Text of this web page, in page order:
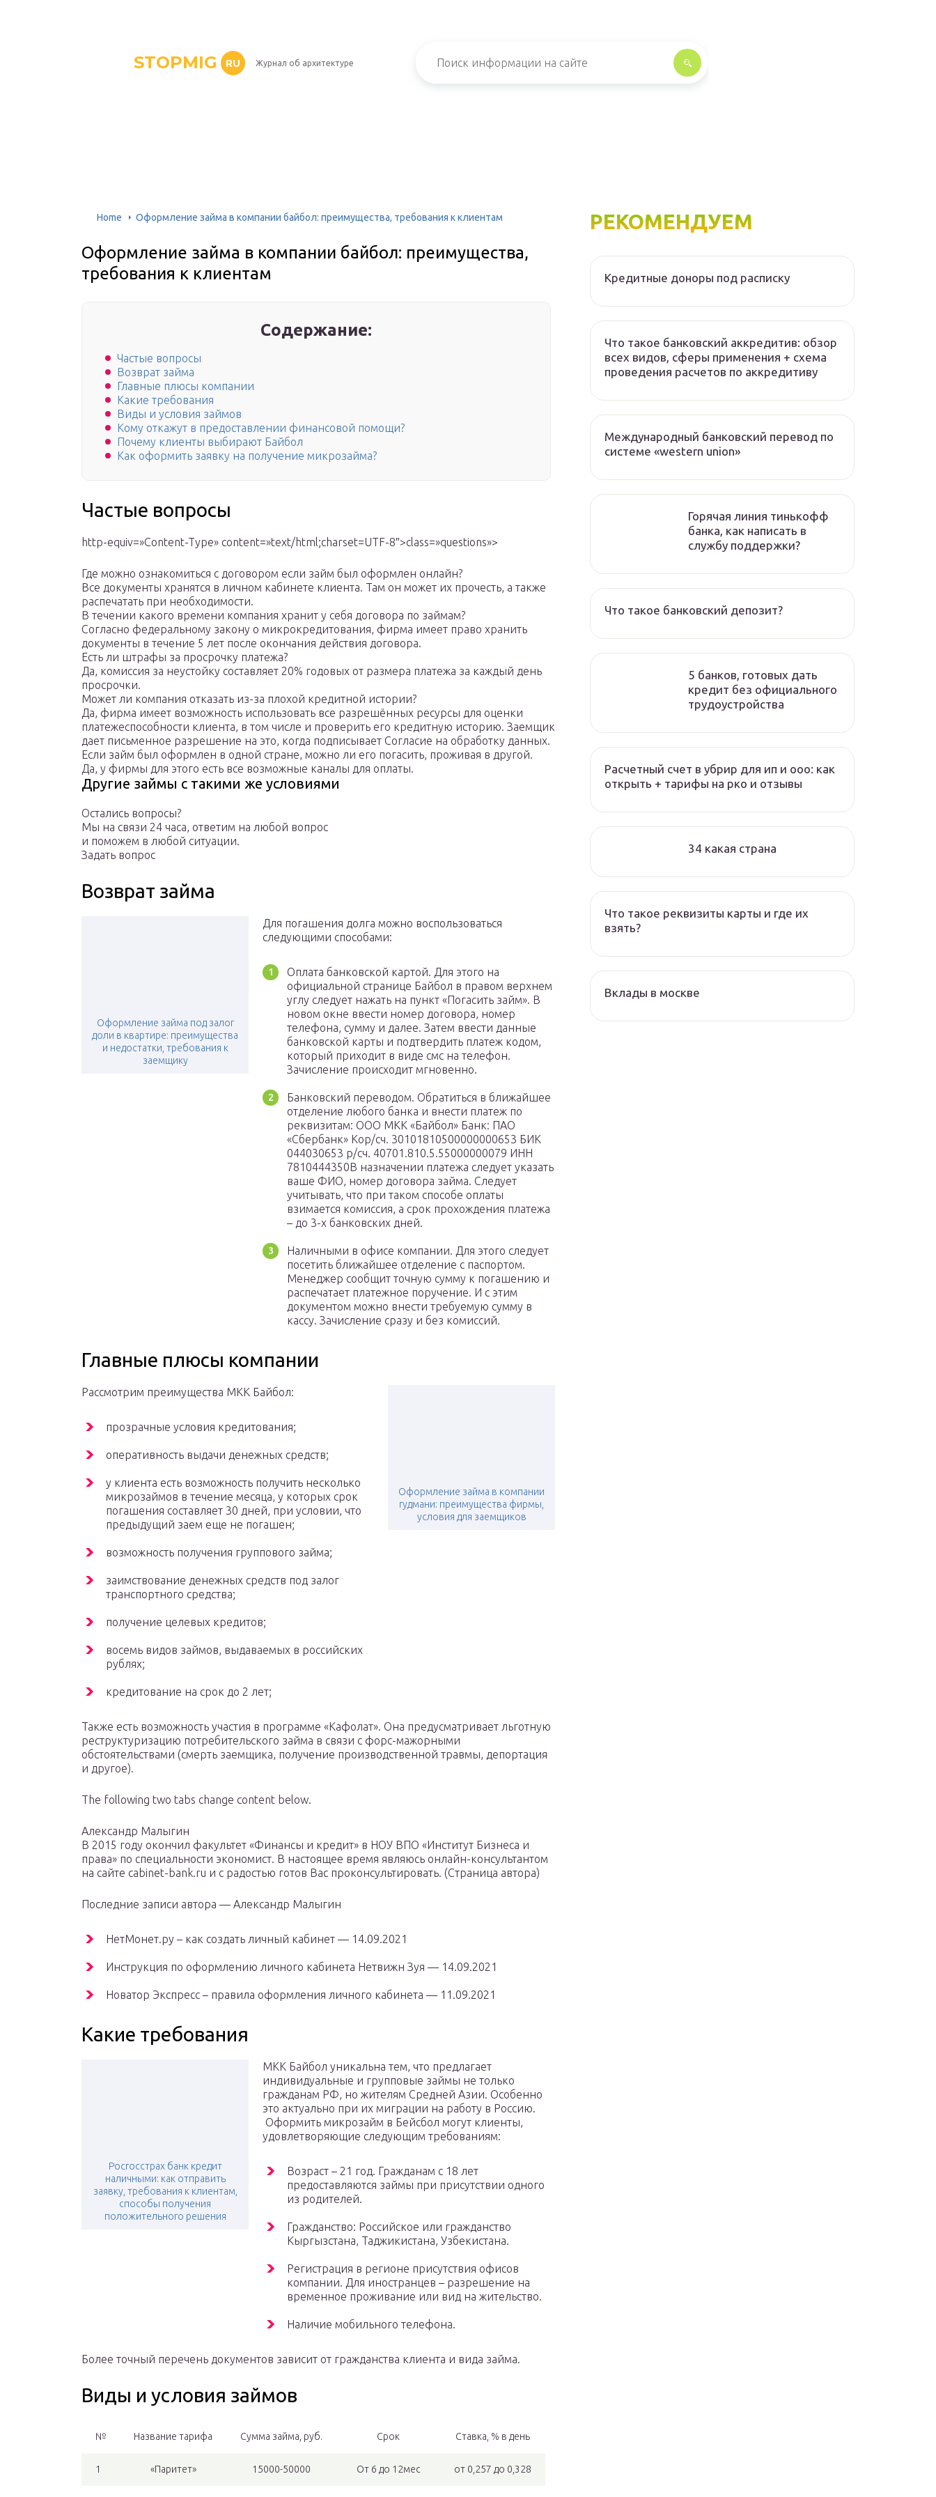
STOPMIG RU Журнал об архитектуре
Home Оформление займа в компании байбол: преимущества, требования к клиентам
Оформление займа в компании байбол: преимущества,
требования к клиентам
Содержание:
Частые вопросы
Возврат займа
Главные плюсы компании
Какие требования
Виды и условия займов
Кому откажут в предоставлении финансовой помощи?
Почему клиенты выбирают Байбол
Как оформить заявку на получение микрозайма?
Частые вопросы
http-equiv=»Content-Type» content=»text/html;charset=UTF-8″>class=»questions»>
Где можно ознакомиться с договором если займ был оформлен онлайн?
Все документы хранятся в личном кабинете клиента. Там он может их прочесть, а также
распечатать при необходимости.
В течении какого времени компания хранит у себя договора по займам?
Согласно федеральному закону о микрокредитования, фирма имеет право хранить
документы в течение 5 лет после окончания действия договора.
Есть ли штрафы за просрочку платежа?
Да, комиссия за неустойку составляет 20% годовых от размера платежа за каждый день
просрочки.
Может ли компания отказать из-за плохой кредитной истории?
Да, фирма имеет возможность использовать все разрешённых ресурсы для оценки
платежеспособности клиента, в том числе и проверить его кредитную историю. Заемщик
дает письменное разрешение на это, когда подписывает Согласие на обработку данных.
Если займ был оформлен в одной стране, можно ли его погасить, проживая в другой.
Да, у фирмы для этого есть все возможные каналы для оплаты.
Другие займы с такими же условиями
Остались вопросы?
Мы на связи 24 часа, ответим на любой вопрос
и поможем в любой ситуации.
Задать вопрос
Возврат займа
Оформление займа под залог
доли в квартире: преимущества
и недостатки, требования к
заемщику
Для погашения долга можно воспользоваться
следующими способами:
Оплата банковской картой. Для этого на
официальной странице Байбол в правом верхнем
углу следует нажать на пункт «Погасить займ». В
новом окне ввести номер договора, номер
телефона, сумму и далее. Затем ввести данные
банковской карты и подтвердить платеж кодом,
который приходит в виде смс на телефон.
Зачисление происходит мгновенно.
Банковский переводом. Обратиться в ближайшее
отделение любого банка и внести платеж по
реквизитам: ООО МКК «Байбол» Банк: ПАО
«Сбербанк» Кор/сч. 30101810500000000653 БИК
044030653 р/сч. 40701.810.5.55000000079 ИНН
7810444350В назначении платежа следует указать
ваше ФИО, номер договора займа. Следует
учитывать, что при таком способе оплаты
взимается комиссия, а срок прохождения платежа
– до 3-х банковских дней.
Наличными в офисе компании. Для этого следует
посетить ближайшее отделение с паспортом.
Менеджер сообщит точную сумму к погашению и
распечатает платежное поручение. И с этим
документом можно внести требуемую сумму в
кассу. Зачисление сразу и без комиссий.
Главные плюсы компании
Оформление займа в компании
гудмани: преимущества фирмы,
условия для заемщиков
Рассмотрим преимущества МКК Байбол:
прозрачные условия кредитования;
оперативность выдачи денежных средств;
у клиента есть возможность получить несколько
микрозаймов в течение месяца, у которых срок
погашения составляет 30 дней, при условии, что
предыдущий заем еще не погашен;
возможность получения группового займа;
заимствование денежных средств под залог
транспортного средства;
получение целевых кредитов;
восемь видов займов, выдаваемых в российских
рублях;
кредитование на срок до 2 лет;
Также есть возможность участия в программе «Кафолат». Она предусматривает льготную
реструктуризацию потребительского займа в связи с форс-мажорными
обстоятельствами (смерть заемщика, получение производственной травмы, депортация
и другое).
The following two tabs change content below.
Александр Малыгин
В 2015 году окончил факультет «Финансы и кредит» в НОУ ВПО «Институт Бизнеса и
права» по специальности экономист. В настоящее время являюсь онлайн-консультантом
на сайте cabinet-bank.ru и с радостью готов Вас проконсультировать. (Страница автора)
Последние записи автора — Александр Малыгин
НетМонет.ру – как создать личный кабинет — 14.09.2021
Инструкция по оформлению личного кабинета Нетвижн Зуя — 14.09.2021
Новатор Экспресс – правила оформления личного кабинета — 11.09.2021
Какие требования
Росгосстрах банк кредит
наличными: как отправить
заявку, требования к клиентам,
способы получения
положительного решения
МКК Байбол уникальна тем, что предлагает
индивидуальные и групповые займы не только
гражданам РФ, но жителям Средней Азии. Особенно
это актуально при их миграции на работу в Россию.
Оформить микрозайм в Бейсбол могут клиенты,
удовлетворяющие следующим требованиям:
Возраст – 21 год. Гражданам с 18 лет
предоставляются займы при присутствии одного
из родителей.
Гражданство: Российское или гражданство
Кыргызстана, Таджикистана, Узбекистана.
Регистрация в регионе присутствия офисов
компании. Для иностранцев – разрешение на
временное проживание или вид на жительство.
Наличие мобильного телефона.
Более точный перечень документов зависит от гражданства клиента и вида займа.
Виды и условия займов
№ Название тарифа Сумма займа, руб. Срок Ставка, % в день
1 «Паритет» 15000-50000 От 6 до 12мес от 0,257 до 0,328
РЕКОМЕНДУЕМ
Кредитные доноры под расписку
Что такое банковский аккредитив: обзор
всех видов, сферы применения + схема
проведения расчетов по аккредитиву
Международный банковский перевод по
системе «western union»
Горячая линия тинькофф
банка, как написать в
службу поддержки?
Что такое банковский депозит?
5 банков, готовых дать
кредит без официального
трудоустройства
Расчетный счет в убрир для ип и ооо: как
открыть + тарифы на рко и отзывы
34 какая страна
Что такое реквизиты карты и где их
взять?
Вклады в москве